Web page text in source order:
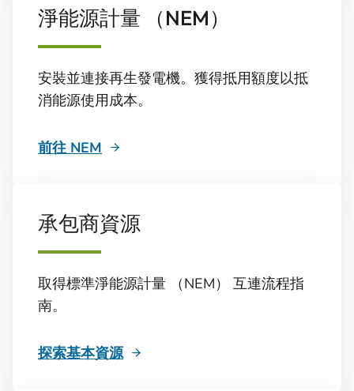
淨能源計量 （NEM）
安裝並連接再生發電機。獲得抵用額度以抵
消能源使用成本。
前往 NEM
承包商資源
取得標準淨能源計量 （NEM） 互連流程指
南。
探索基本資源